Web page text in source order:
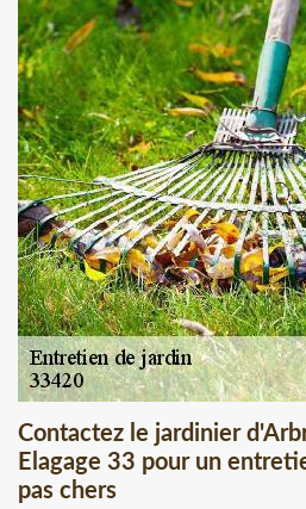
Contactez le jardinier
Elagage 33 pour un
pas chers